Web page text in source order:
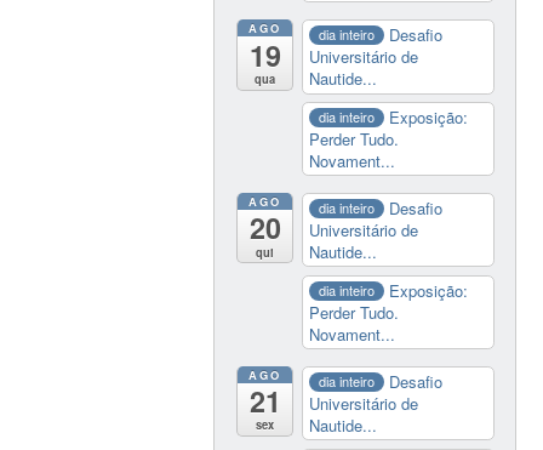
AGO
19
qua
dia inteiro
Desafio
Universitário de
Nautide...
dia inteiro
Exposição:
Perder Tudo.
Novament...
AGO
20
qui
dia inteiro
Desafio
Universitário de
Nautide...
dia inteiro
Exposição:
Perder Tudo.
Novament...
AGO
21
sex
dia inteiro
Desafio
Universitário de
Nautide...